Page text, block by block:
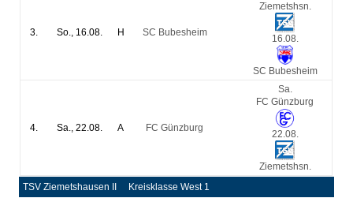
3. So., 16.08. H SC Bubesheim
Ziemetshsn.
16.08.
SC Bubesheim
4. Sa., 22.08. A FC Günzburg
Sa.
FC Günzburg
22.08.
Ziemetshsn.
TSV Ziemetshausen II
Kreisklasse West 1